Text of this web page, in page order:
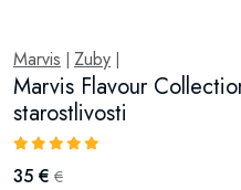
Marvis Zuby
Marvis Flavour
starostlivosti
35 € €